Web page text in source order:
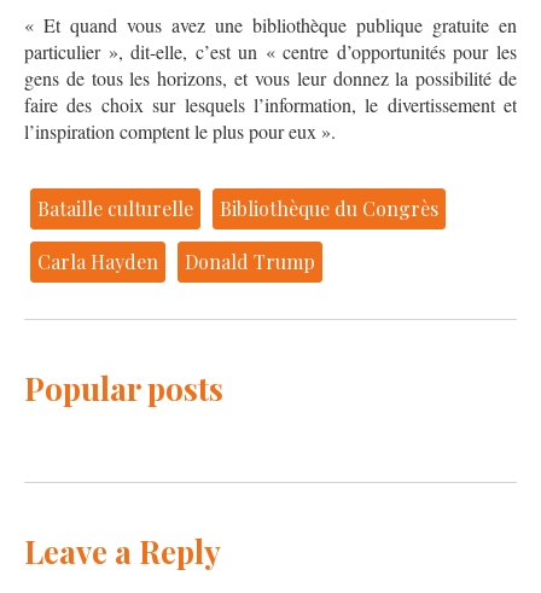
« Et quand vous avez une bibliothèque publique gratuite en
particulier », dit-elle, c’est un « centre d’opportunités pour les
gens de tous les horizons, et vous leur donnez la possibilité de
faire des choix sur lesquels l’information, le divertissement et
l’inspiration comptent le plus pour eux ».
Bataille culturelle Bibliothèque du Congrès
Carla Hayden Donald Trump
Popular posts
Leave a Reply